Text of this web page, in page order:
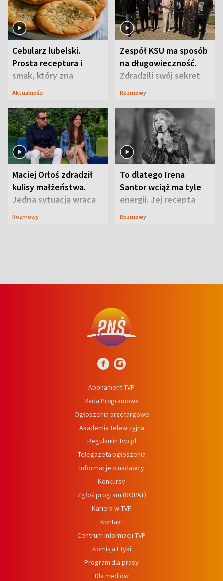
Cebularz lubelski.
Prosta receptura i
smak, który zna
Lubelszczyzna
Aktualności
Zespół KSU ma sposób
na długowieczność.
Zdradzili swój sekret
Rozmowy
Maciej Orłoś zdradził
kulisy małżeństwa.
Jedna sytuacja wraca
jak bumerang
Rozmowy
To dlatego Irena
Santor wciąż ma tyle
energii. Jej recepta
jest zaskakująco
Rozmowy
Abonament TVP
Rada Programowa
Ogłoszenia przetargowe
Akademia Telewizyjna
Regulamin tvp.pl
Telegazeta ogłoszenia
Informacje o nadawcy
Konkursy
Zgłoś program (ROPAT)
Kariera w TVP
Kontakt
Centrum informacji TVP
Komisja Etyki
Program dla prasy
Dla mediów